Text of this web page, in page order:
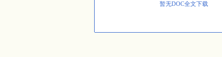
暂无DOC全文下载